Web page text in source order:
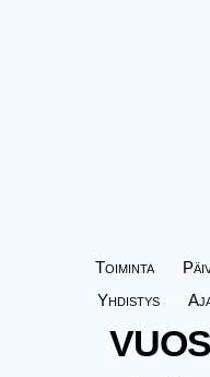
Toiminta
Yhdistys